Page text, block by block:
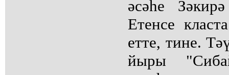
әсәһе
Етенсе
етте, тине.
йыры